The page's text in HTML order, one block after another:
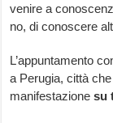
venire a
no, di conoscere
L’appuntamento
a Perugia, città
manifestazionesu